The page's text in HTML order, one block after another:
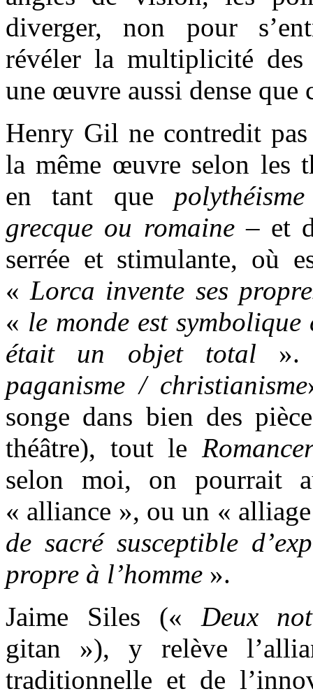
diverger, non pour
révéler la multiplicité des
une œuvre aussi dense que
Henry Gil ne contredit
la même œuvre selon les
en tant que
grecque ou romaine– et
serrée et stimulante, où
«Lorca invente ses
« le monde est symbolique
était un objet total ».
paganisme / christianisme
songe dans bien des
théâtre), tout le
selon moi, on pourrait
« alliance », ou un «
de sacré susceptible
propre à l’homme ».
Jaime Siles (« Deux
gitan »), y relève
traditionnelle et de